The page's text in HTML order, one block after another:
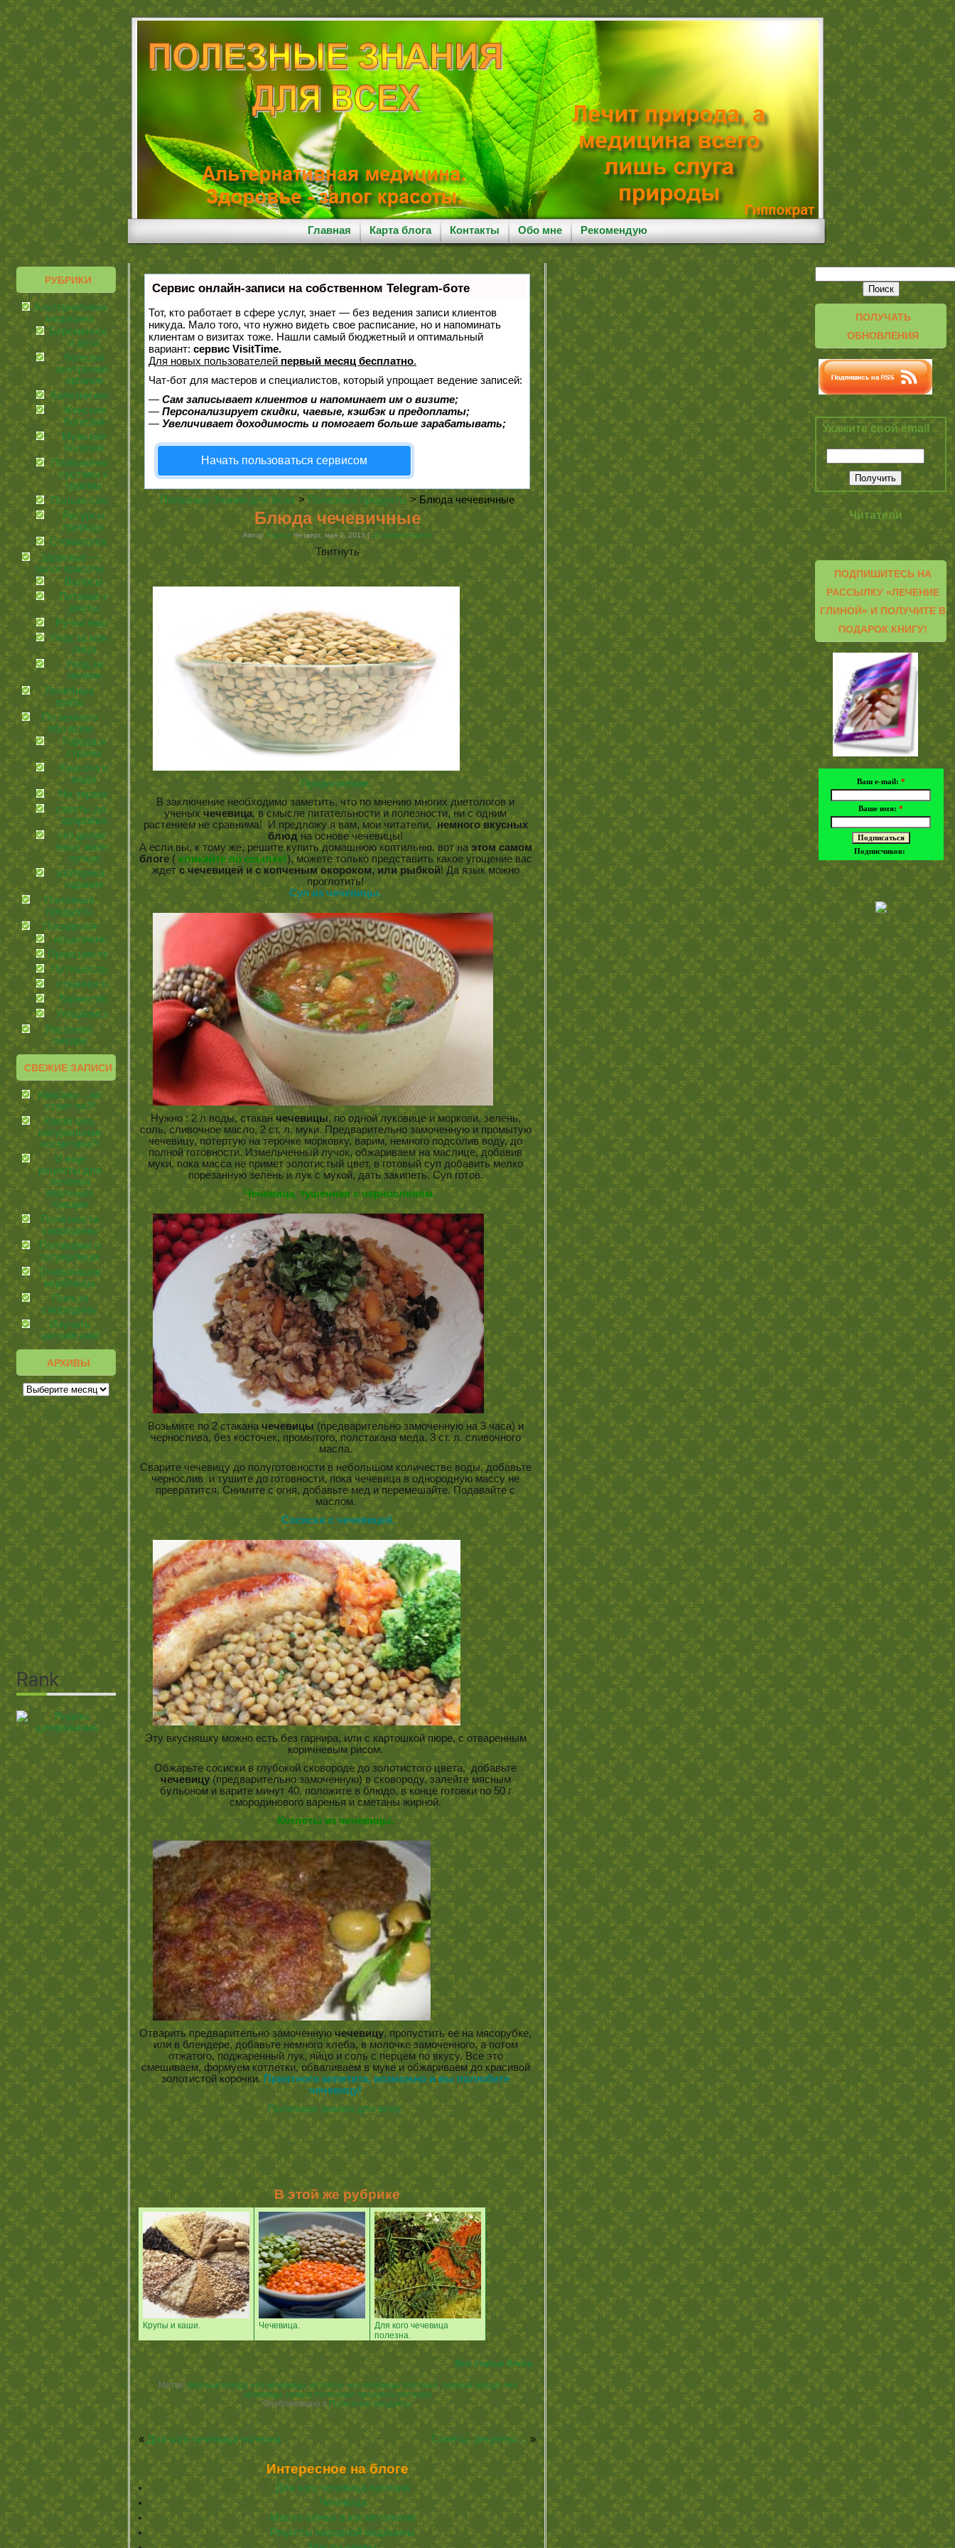
Главная Карта блога Контакты Обо мне Рекомендую
РУБРИКИ
Альтернативная
медицина
Беременность
и дети
болезни
внутренних
органов
болезни кожи
Женские
болезни
Мужские
болезни
Позвоночник,
суставы и
травмы
Польза соков
Ресурсы
природы
Стоматология
Здоровье —
залог красоты
Волосы
Питание и
диеты
Ручки наши
Уход за кожей
лица
Уход за
ногами
Лечебные
грибы
По немного
обо всем
Города и
страны
Красота и
мода
На экране
советы для
здоровья
что делает
нашу жизнь
лучше
эзотерика и
гадания
Полезные
продукты
Посиделки
иcцеляемся
Происшествия
Путешествия
странности
Торжества
Угощаемся!
Растения-
лекари
СВЕЖИЕ ЗАПИСИ
Красиво…но
стоит ли?!
Какая она,
натуральная
косметика?!
И еще
рецепты для
лечения
анальных
трещин
Полезности
смородины
Поговорим о
татуировках
Очаровашки
верблюды
Польза
смородины
Изучать
английский!
АРХИВЫ
Сервис онлайн-записи на собственном Telegram-боте
Тот, кто работает в сфере услуг, знает — без ведения записи клиентов
никуда. Мало того, что нужно видеть свое расписание, но и напоминать
клиентам о визитах тоже. Нашли самый бюджетный и оптимальный
вариант: сервис VisitTime.
Для новых пользователей первый месяц бесплатно.
Чат-бот для мастеров и специалистов, который упрощает ведение записей:
— Сам записывает клиентов и напоминает им о визите;
— Персонализирует скидки, чаевые, кэшбэк и предоплаты;
— Увеличивает доходимость и помогает больше зарабатывать;
Начать пользоваться сервисом
Полезные Знания для Всех>Полезные продукты> Блюда чечевичные
Блюда чечевичные
Автор Лариса Четверг, мая 2, 2013 | 26 комментариев
Твитнуть
Продолжение.
В заключение необходимо заметить, что по мнению многих диетологов и
ученыхчечевица, в смысле питательности и полезности, ни с одним
растением не сравнима! И предложу я вам, мои читатели,немного вкусных
блюд на основе чечевицы!
А если вы, к тому же, решите купить домашнюю коптильню, вот на этом самом
блоге( кликайте по ссылке!), можете только представить какое угощение вас
ждетс чечевицей и с копченым окороком, или рыбкой! Да язык можно
проглотить!
Суп из чечевицы.
Нужно : 2 л воды, стаканчечевицы, по одной луковице и моркови, зелень,
соль, сливочное масло, 2 ст. л. муки. Предварительно замоченную и промытую
чечевицу, потертую на терочке морковку, варим, немного подсолив воду, до
полной готовности. Измельченный лучок, обжариваем на маслице, добавив
муки, пока масса не примет золотистый цвет, в готовый суп добавить мелко
порезанную зелень и лук с мукой, дать закипеть. Суп готов.
Чечевица, тушенная с черносливом.
Возьмите по 2 стаканачечевицы (предварительно замоченную на 3 часа) и
чернослива, без косточек, промытого, полстакана меда, 3 ст. л. сливочного
масла.
Сварите чечевицу до полуготовности в небольшом количестве воды, добавьте
чернослив и тушите до готовности, пока чечевица в однородную массу не
превратится. Снимите с огня, добавьте мед и перемешайте. Подавайте с
маслом.
Сосиски с чечевицей.
Эту вкусняшку можно есть без гарнира, или с картошкой пюре, с отваренным
коричневым рисом.
Обжарьте сосиски в глубокой сковороде до золотистого цвета, добавьте
чечевицу(предварительно замоченную) в сковороду, залейте мясным
бульоном и варите минут 40, положите в блюдо, в конце готовки по 50 г
смородинового варенья и сметаны жирной.
Котлеты из чечевицы.
Отварить предварительно замоченнуючечевицу, пропустить ее на мясорубке,
или в блендере, добавьте немного хлеба, в молочке замоченного, а потом
отжатого, поджаренный лук, яйцо и соль с перцем по вкусу. Все это
смешиваем, формуем котлетки, обваливаем в муке и обжариваем до красивой
золотистой корочки.Приятного аппетита, возможно и вы полюбите
чечевицу!
Полезные знания для всех.
В этой же рубрике
Крупы и каши. Чечевица.
Для кого чечевица
полезна.
Все статьи блога
Метки: вкусные блюда +из чечевицы ,котлеты +из чечевицы постные
первые блюда +из
чечевицы самые полезные продукты питания
Опубликовано в Полезные продукты
Советы, рецепты… »
« Для кого чечевица полезна
Интересное на блоге
Для кого чечевица полезна
Чечевица
Масло оливы в косметологии
Рецепты народной медицины
ПОЛУЧАТЬ
ОБНОВЛЕНИЯ
Укажите свой email
Читатели
ПОДПИШИТЕСЬ НА
РАССЫЛКУ «ЛЕЧЕНИЕ
ГЛИНОЙ» И ПОЛУЧИТЕ В
ПОДАРОК КНИГУ!
Ваш e-mail: *
Ваше имя: *
Подписчиков: